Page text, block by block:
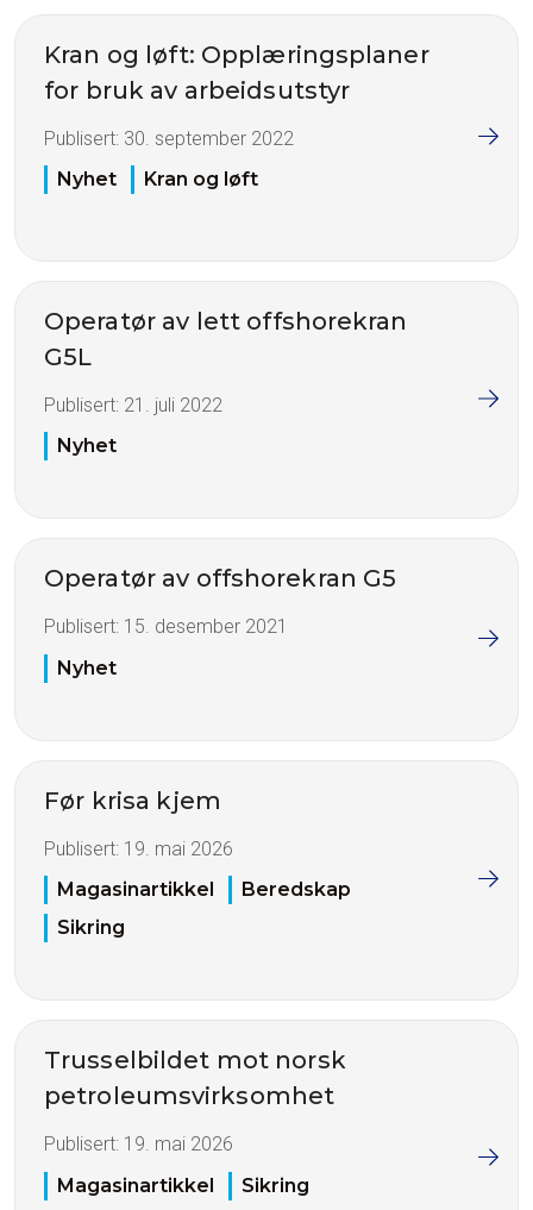
Kran og løft: Opplæringsplaner
for bruk av arbeidsutstyr
Publisert: 30. september 2022
Nyhet
Kran og løft
Operatør av lett offshorekran
G5L
Publisert: 21. juli 2022
Nyhet
Operatør av offshorekran G5
Publisert: 15. desember 2021
Nyhet
Før krisa kjem
Publisert: 19. mai 2026
Magasinartikkel
Beredskap
Sikring
Trusselbildet mot norsk
petroleumsvirksomhet
Publisert: 19. mai 2026
Magasinartikkel
Sikring